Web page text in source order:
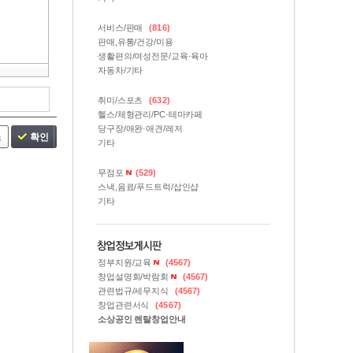
확인
서비스/판매
(816)
판매,유통/건강/미용
생활편의/여성전문/교육·육아
자동차/기타
취미/스포츠
(632)
헬스/체형관리/PC·테마카페
당구장/애완·애견/레저
기타
무점포
(529)
스낵,음료/푸드트럭/삽인샵
기타
정부지원/교육
(4567)
창업설명회/박람회
(4567)
관련법규/세무지식
(4567)
창업관련서식
(4567)
소상공인 렌탈창업안내